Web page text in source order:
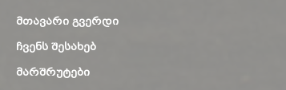
ᲛᲗᲐᲕᲐᲠᲘ ᲒᲕᲔᲠᲓᲘ
ᲩᲕᲔᲜᲡ ᲨᲔᲡᲐᲮᲔᲑ
ᲛᲐᲠᲨᲠᲣᲢᲔᲑᲘ